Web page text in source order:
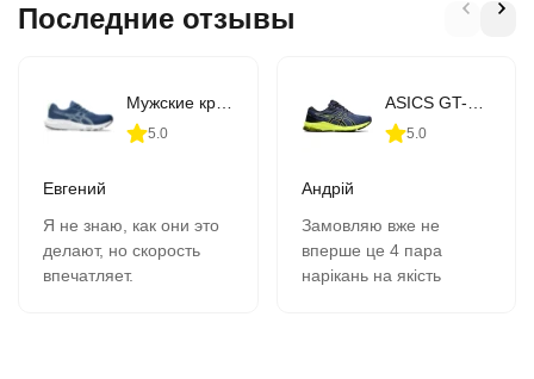
Последние отзывы
5.0
Евгений
Я не знаю, как они это
делают, но скорость
впечатляет.
5.0
Андрій
Замовляю вже не
вперше це 4 пара
нарікань на якість